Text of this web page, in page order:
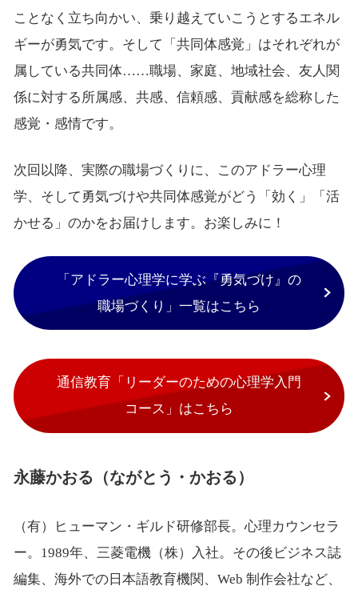
ことなく立ち向かい、乗り越えていこうとするエネル
ギーが勇気です。そして「共同体感覚」はそれぞれが
属している共同体……職場、家庭、地域社会、友人関
係に対する所属感、共感、信頼感、貢献感を総称した
感覚・感情です。
次回以降、実際の職場づくりに、このアドラー心理
学、そして勇気づけや共同体感覚がどう「効く」「活
かせる」のかをお届けします。お楽しみに！
「アドラー心理学に学ぶ『勇気づけ』の
職場づくり」一覧はこちら
通信教育「リーダーのための心理学入門
コース」はこちら
永藤かおる（ながとう・かおる）
（有）ヒューマン・ギルド研修部長。心理カウンセラ
ー。1989年、三菱電機（株）入社。その後ビジネス誌
編集、海外での日本語教育機関、Web 制作会社など、